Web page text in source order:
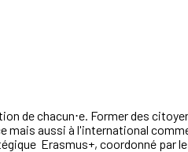
de chacun⋅e. Former des
aussi à l'international
Erasmus+, coordonné par